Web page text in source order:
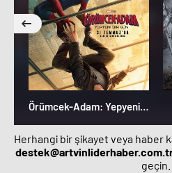
Örümcek-Adam: Yepyeni Bir Gün
Herhangi bir şikayet veya haber
geçin.